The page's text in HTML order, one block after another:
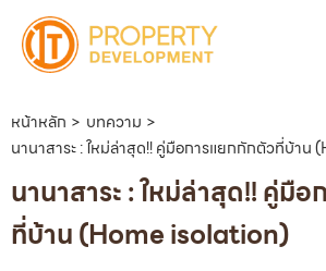
content
หน้าหลัก
บทความ
นานาสาระ : ใหม่ล่าสุด!! คู่มือการแยกกักตัวที่บ้าน
นานาสาระ : ใหม่ล่าสุด!! คู่มื
ที่บ้าน (Home isolation)